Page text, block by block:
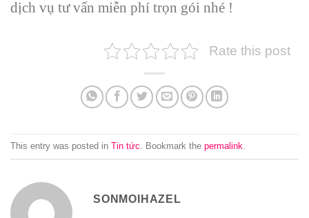
dịch vụ tư vấn miễn phí trọn gói nhé !
Rate this post
This entry was posted in Tin tức . Bookmark the permalink
SONMOIHAZEL